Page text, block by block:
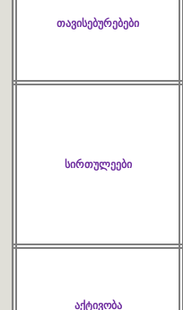
თავისებურებები
სირთულეები
აქტივობა